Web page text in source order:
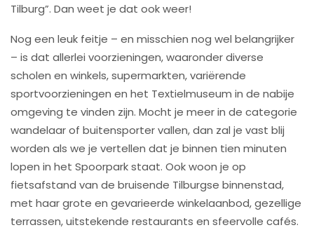
Tilburg”. Dan weet je dat ook weer!
Nog een leuk feitje – en misschien nog wel belangrijker
– is dat allerlei voorzieningen, waaronder diverse
scholen en winkels, supermarkten, variërende
sportvoorzieningen en het Textielmuseum in de nabije
omgeving te vinden zijn. Mocht je meer in de categorie
wandelaar of buitensporter vallen, dan zal je vast blij
worden als we je vertellen dat je binnen tien minuten
lopen in het Spoorpark staat. Ook woon je op
fietsafstand van de bruisende Tilburgse binnenstad,
met haar grote en gevarieerde winkelaanbod, gezellige
terrassen, uitstekende restaurants en sfeervolle cafés.